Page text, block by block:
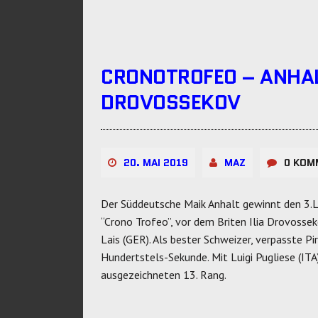
CRONOTROFEO –
DROVOSSEKOV
20. MAI 2019 MAZ 0
Der Süddeutsche Maik Anhalt gewinnt den
“Crono Trofeo”, vor dem Briten Ilia
Lais (GER). Als bester Schweizer, verpasste
Hundertstels-Sekunde. Mit Luigi Pugliese
ausgezeichneten 13. Rang.